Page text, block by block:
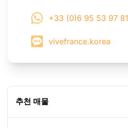
+33 (0)6 95 53 97 81
vivefrance.korea
추천 매물